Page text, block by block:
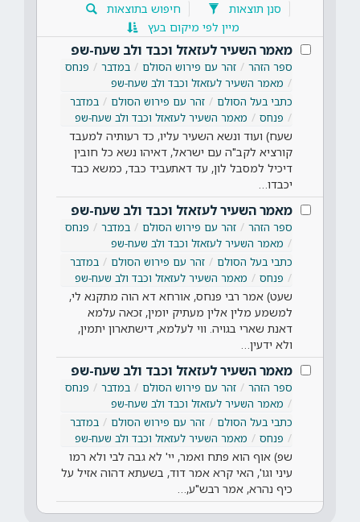
סנן תוצאות
חיפוש בתוצאות
מיין לפי מיקום בעץ
מאמר השעיר לעזאזל וכבד ולב שעח-שפ
ספר הזהר זהר עם פירוש הסולם במדבר
פנחס
מאמר השעיר לעזאזל וכבד ולב שעח-שפ
כתבי בעל הסולם
זהר עם פירוש הסולם
במדבר
פנחס
מאמר השעיר לעזאזל וכבד ולב שעח-שפ
שעח) ועוד ונשא השעיר עליו, כד רעותיה למעבד
קורציא לקב"ה עם ישראל, דאיהו נשא כל חובין
דיכיל למסבל לון, עד דאתעביד כבד, כמשא כבד
יכבדו…
מאמר השעיר לעזאזל וכבד ולב שעח-שפ
ספר הזהר זהר עם פירוש הסולם במדבר
פנחס
מאמר השעיר לעזאזל וכבד ולב שעח-שפ
כתבי בעל הסולם
זהר עם פירוש הסולם
במדבר
פנחס
מאמר השעיר לעזאזל וכבד ולב שעח-שפ
שעט) אמר רבי פנחס, אורחא דא הוה מתקנא לי,
למשמע מלין אלין מעתיק יומין, זכאה עלמא
דאנת שארי בגויה. ווי לעלמא, דישתארון יתמין,
ולא ידעין…
מאמר השעיר לעזאזל וכבד ולב שעח-שפ
ספר הזהר זהר עם פירוש הסולם במדבר
פנחס
מאמר השעיר לעזאזל וכבד ולב שעח-שפ
כתבי בעל הסולם
זהר עם פירוש הסולם
במדבר
פנחס
מאמר השעיר לעזאזל וכבד ולב שעח-שפ
שפ) אוף הוא פתח ואמר, יי' לא גבה לבי ולא רמו
עיני וגו', האי קרא אמר דוד, בשעתא דהוה אזיל על
כיף נהרא, אמר רבש"ע,…